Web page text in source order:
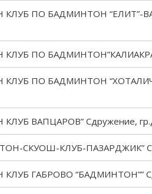
ПО БАДМИНТОН “ЕЛИТ”-
ПО
ПО БАДМИНТОН “ХОТАЛИЧ
ВАПЦАРОВ” Сдружение,
СКУОШ-КЛУБ-ПАЗАРДЖИК”
ГАБРОВО “БАДМИНТОН””